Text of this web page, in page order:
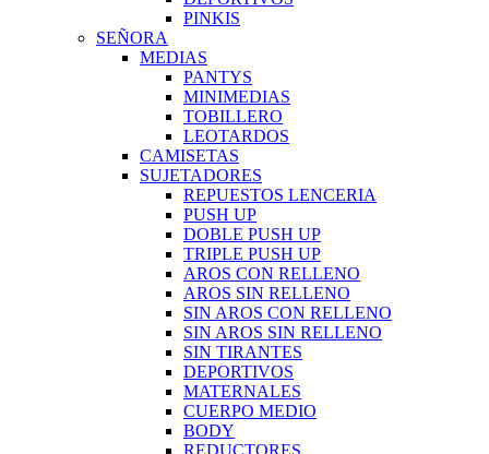
PINKIS
SEÑORA
MEDIAS
PANTYS
MINIMEDIAS
TOBILLERO
LEOTARDOS
CAMISETAS
SUJETADORES
REPUESTOS LENCERIA
PUSH UP
DOBLE PUSH UP
TRIPLE PUSH UP
AROS CON RELLENO
AROS SIN RELLENO
SIN AROS CON RELLENO
SIN AROS SIN RELLENO
SIN TIRANTES
DEPORTIVOS
MATERNALES
CUERPO MEDIO
BODY
REDUCTORES